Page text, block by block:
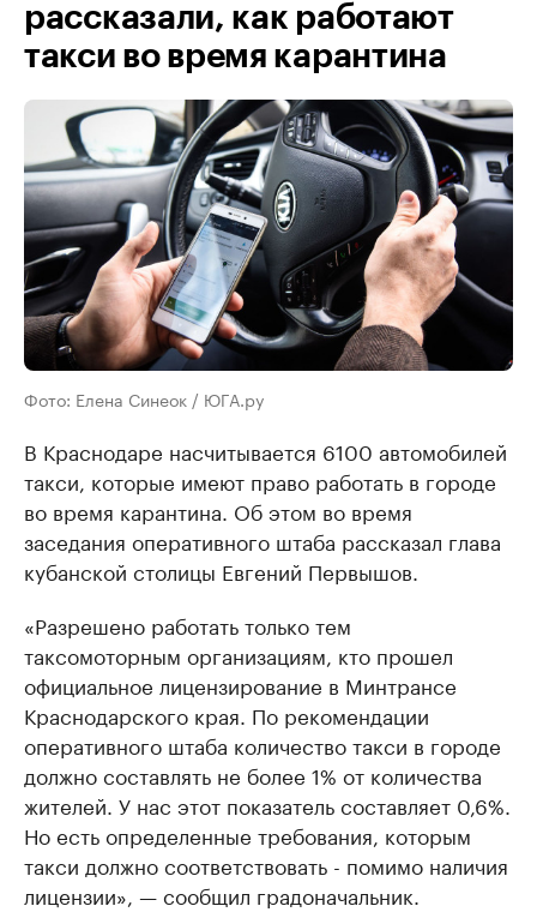
рассказали, как работают
такси во время карантина
Фото: Елена Синеок / ЮГА.ру
В Краснодаре насчитывается 6100 автомобилей
такси, которые имеют право работать в городе
во время карантина. Об этом во время
заседания оперативного штаба рассказал глава
кубанской столицы Евгений Первышов.
«Разрешено работать только тем
таксомоторным организациям, кто прошел
официальное лицензирование в Минтрансе
Краснодарского края. По рекомендации
оперативного штаба количество такси в городе
должно составлять не более 1% от количества
жителей. У нас этот показатель составляет 0,6%.
Но есть определенные требования, которым
такси должно соответствовать - помимо наличия
лицензии», — сообщил градоначальник.